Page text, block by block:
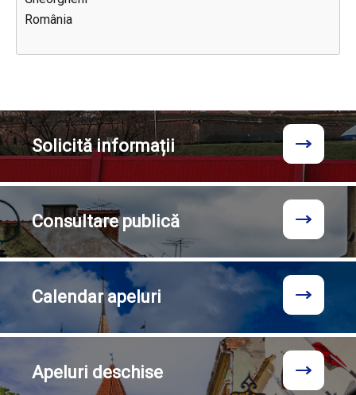
România
Solicităinformații
Consultarepublică
Calendarapeluri
Apeluri deschise